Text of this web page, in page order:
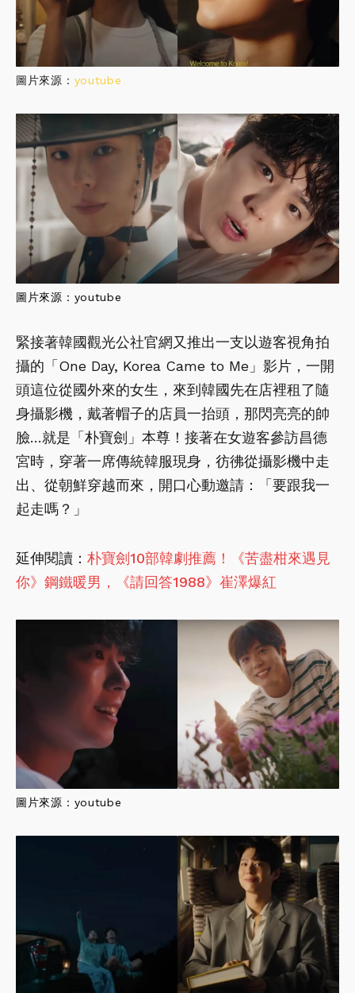
圖片來源： youtube
圖片來源： youtube
緊接著韓國觀光公社官網又推出一支以遊客視角拍
攝的「One Day, Korea Came to Me」影片，一開
頭這位從國外來的女生，來到韓國先在店裡租了隨
身攝影機，戴著帽子的店員一抬頭，那閃亮亮的帥
臉…就是「朴寶劍」本尊！接著在女遊客參訪昌德
宮時，穿著一席傳統韓服現身，彷彿從攝影機中走
出、從朝鮮穿越而來，開口心動邀請：「要跟我一
起走嗎？」
延伸閱讀： 朴寶劍10部韓劇推薦！《苦盡柑來遇見
你》鋼鐵暖男，《請回答1988》崔澤爆紅
圖片來源： youtube